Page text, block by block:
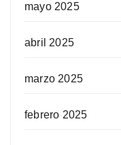
mayo 2025
abril 2025
marzo 2025
febrero 2025